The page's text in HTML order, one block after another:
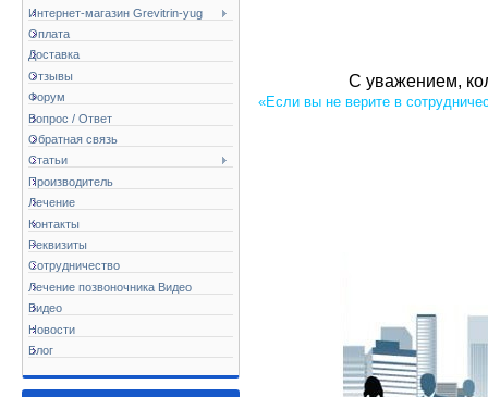
Интернет-магазин Grevitrin-yug
Оплата
Доставка
Отзывы
Форум
Вопрос / Ответ
Обратная связь
Статьи
Производитель
Лечение
Контакты
Реквизиты
Сотрудничество
Лечение позвоночника Видео
Видео
Новости
Блог
С уважением,
«Если вы не верите в